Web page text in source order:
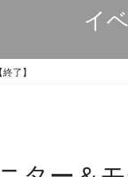
イ
了】